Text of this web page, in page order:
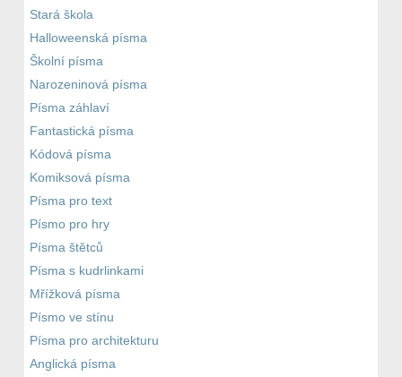
Stará škola
Halloweenská písma
Školní písma
Narozeninová písma
Písma záhlaví
Fantastická písma
Kódová písma
Komiksová písma
Písma pro text
Písmo pro hry
Písma štětců
Písma s kudrlinkami
Mřížková písma
Písmo ve stínu
Písma pro architekturu
Anglická písma